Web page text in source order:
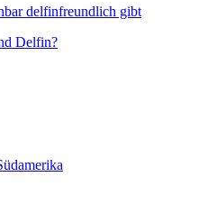
delfinfreundlich gibt
Delfin?